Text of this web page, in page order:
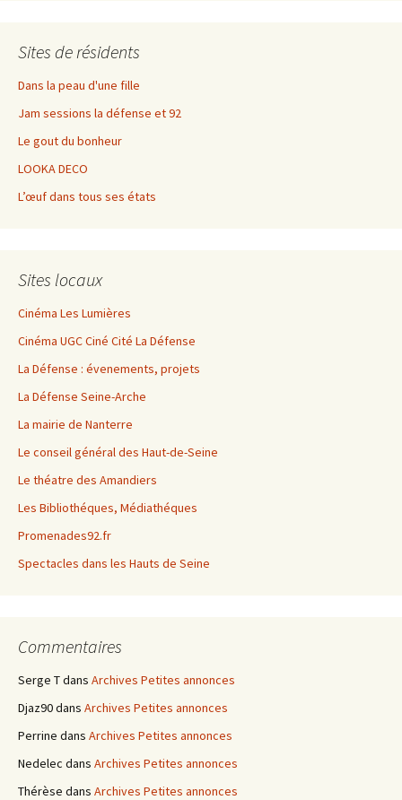
Sites de résidents
Dans la peau d'une fille
Jam sessions la défense et 92
Le gout du bonheur
LOOKA DECO
L’œuf dans tous ses états
Sites locaux
Cinéma Les Lumières
Cinéma UGC Ciné Cité La Défense
La Défense : évenements, projets
La Défense Seine-Arche
La mairie de Nanterre
Le conseil général des Haut-de-Seine
Le théatre des Amandiers
Les Bibliothéques, Médiathéques
Promenades92.fr
Spectacles dans les Hauts de Seine
Commentaires
Serge Tdans Archives Petites annonces
Djaz90dans Archives Petites annonces
Perrine dans Archives Petites annonces
Nedelec dans Archives Petites annonces
Thérèse dans Archives Petites annonces